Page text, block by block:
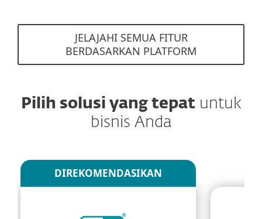
JELAJAHI SEMUA FITUR
BERDASARKAN PLATFORM
Pilih solusi yang tepatuntuk
bisnis Anda
DIREKOMENDASIKAN